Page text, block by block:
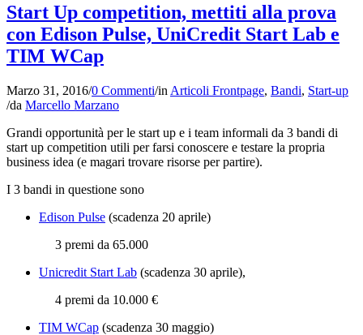
Start Up competition, mettiti alla prova
con Edison Pulse, UniCredit Start Lab e
TIM WCap
Marzo 31, 2016/0 Commenti/in Articoli Frontpage, Bandi, Start-up
/da Marcello Marzano
Grandi opportunità per le start up e i team informali da 3 bandi di
start up competition utili per farsi conoscere e testare la propria
business idea (e magari trovare risorse per partire).
I 3 bandi in questione sono
Edison Pulse (scadenza 20 aprile)
3 premi da 65.000
Unicredit Start Lab (scadenza 30 aprile),
4 premi da 10.000 €
TIM WCap (scadenza 30 maggio)